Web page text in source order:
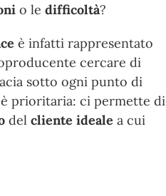
o le difficoltà?
è infatti rappresentato
cercare di
sotto ogni punto di
prioritaria: ci permette di
del cliente ideale a cui